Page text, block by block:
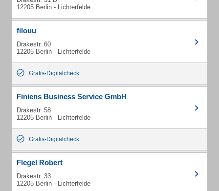
12205 Berlin - Lichterfelde
filouu
Drakestr. 60
12205 Berlin - Lichterfelde
Gratis-Digitalcheck
Finiens Business Service GmbH
Drakestr. 58
12205 Berlin - Lichterfelde
Gratis-Digitalcheck
Flegel Robert
Drakestr. 33
12205 Berlin - Lichterfelde